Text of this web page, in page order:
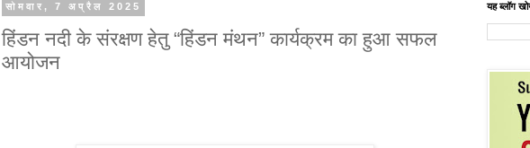
सोमवार, 7 अप्रैल 2025
हिंडन नदी के संरक्षण हेतु “हिंडन मंथन” कार्यक्रम का हुआ सफल
आयोजन
यह ब्लॉग